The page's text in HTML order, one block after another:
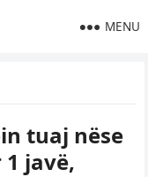
MENU
tuaj nëse
javë,